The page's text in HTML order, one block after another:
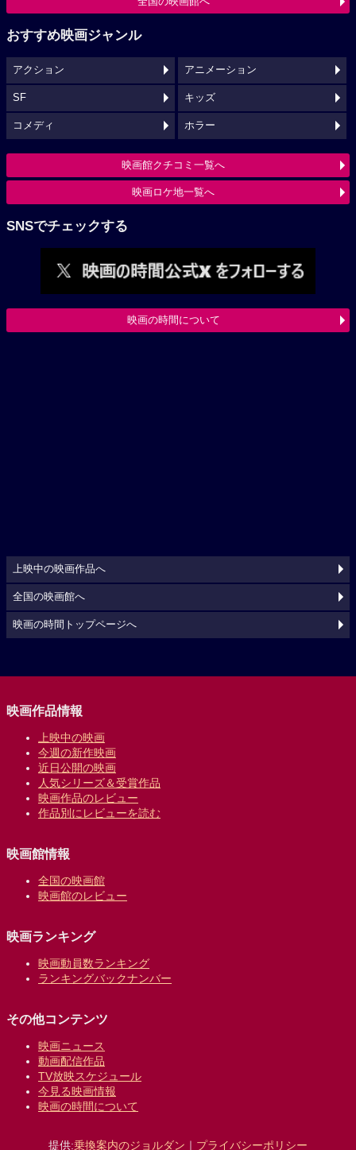
おすすめ映画ジャンル
アクション アニメーション
SF キッズ
コメディ ホラー
映画館クチコミ一覧へ
映画ロケ地一覧へ
SNSでチェックする
映画の時間について
上映中の映画作品へ
全国の映画館へ
映画の時間トップページへ
映画作品情報
上映中の映画
今週の新作映画
近日公開の映画
人気シリーズ＆受賞作品
映画作品のレビュー
作品別にレビューを読む
映画館情報
全国の映画館
映画館のレビュー
映画ランキング
映画動員数ランキング
ランキングバックナンバー
その他コンテンツ
映画ニュース
動画配信作品
TV放映スケジュール
今見る映画情報
映画の時間について
提供:乗換案内のジョルダン ｜ プライバシーポリシー